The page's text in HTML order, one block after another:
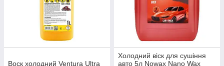
Воск холодний Ventura Ultra
Холодний віск для сушіння
авто 5л Nowax Nano Wax